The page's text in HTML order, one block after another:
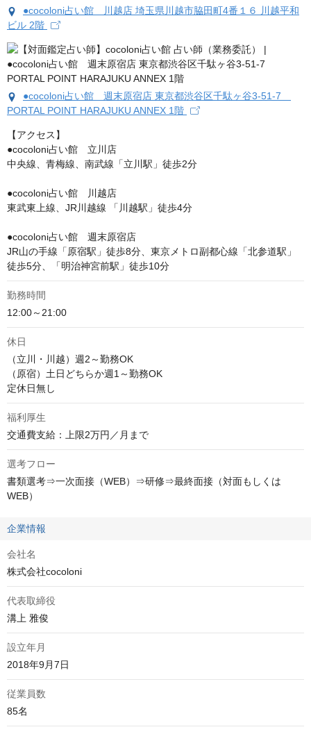
●cocoloni占い館 川越店 埼玉県川越市脇田町4番１６ 川越平和
ビル 2階
●cocoloni占い館 週末原宿店 東京都渋谷区千駄ヶ谷3-51-7
PORTAL POINT HARAJUKU ANNEX 1階
【アクセス】
●cocoloni占い館　立川店
中央線、青梅線、南武線「立川駅」徒歩2分
●cocoloni占い館　川越店
東武東上線、JR川越線 「川越駅」徒歩4分
●cocoloni占い館　週末原宿店
JR山の手線「原宿駅」徒歩8分、東京メトロ副都心線「北参道駅」
徒歩5分、「明治神宮前駅」徒歩10分
勤務時間
12:00～21:00
休日
（立川・川越）週2～勤務OK
（原宿）土日どちらか週1～勤務OK
定休日無し
福利厚生
交通費支給：上限2万円／月まで
選考フロー
書類選考⇒一次面接（WEB）⇒研修⇒最終面接（対面もしくは
WEB）
企業情報
会社名
株式会社cocoloni
代表取締役
溝上 雅俊
設立年月
2018年9月7日
従業員数
85名